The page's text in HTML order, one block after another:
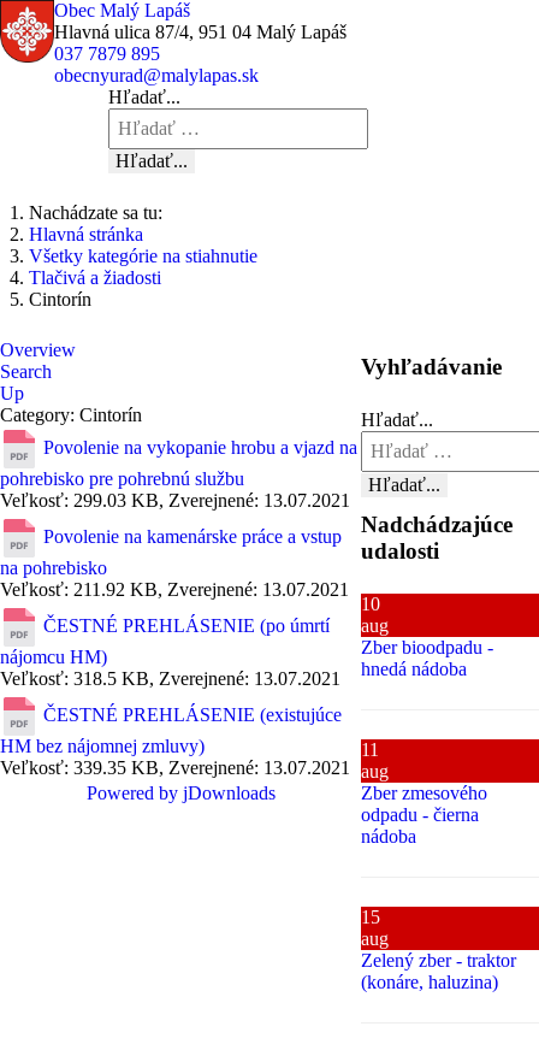
Obec Malý Lapáš
Hlavná ulica 87/4, 951 04 Malý Lapáš
037 7879 895
obecnyurad@malylapas.sk
Hľadať...
Hľadať...
Nachádzate sa tu:
Hlavná stránka
Všetky kategórie na stiahnutie
Tlačivá a žiadosti
Cintorín
Overview
Search
Up
Category: Cintorín
Povolenie na vykopanie hrobu a vjazd na
pohrebisko pre pohrebnú službu
Veľkosť: 299.03 KB, Zverejnené: 13.07.2021
Povolenie na kamenárske práce a vstup
na pohrebisko
Veľkosť: 211.92 KB, Zverejnené: 13.07.2021
ČESTNÉ PREHLÁSENIE (po úmrtí
nájomcu HM)
Veľkosť: 318.5 KB, Zverejnené: 13.07.2021
ČESTNÉ PREHLÁSENIE (existujúce
HM bez nájomnej zmluvy)
Veľkosť: 339.35 KB, Zverejnené: 13.07.2021
Powered by jDownloads
Vyhľadávanie
Hľadať...
Hľadať...
Nadchádzajúce
udalosti
10
aug
Zber bioodpadu -
hnedá nádoba
11
aug
Zber zmesového
odpadu - čierna
nádoba
15
aug
Zelený zber - traktor
(konáre, haluzina)